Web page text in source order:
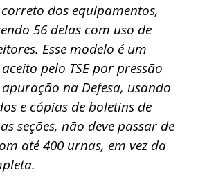
dos equipamentos,
56 delas com uso de
Esse modelo é um
pelo TSE por pressão
na Defesa, usando
e cópias de boletins de
seções, não deve passar de
até 400 urnas, em vez da